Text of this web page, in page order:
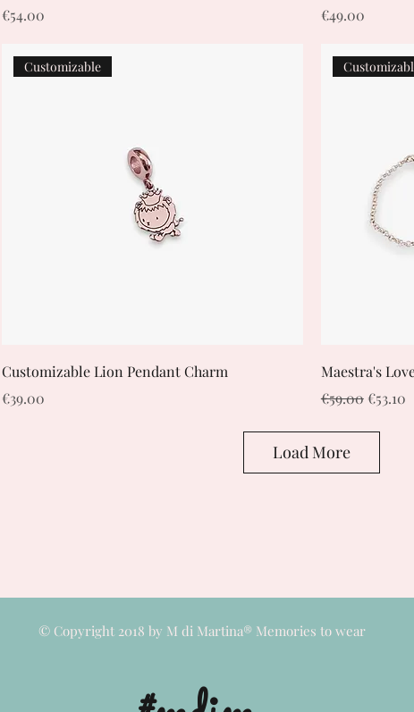
Price
€54.00
Price
€49.00
Customizable
Customizable Lion Pendant Charm
Price
€39.00
Maestra's
Regular Price
€59.00 Sale
€53.10
Load More
© Copyright 2018 by M di Martina® Memories to wear